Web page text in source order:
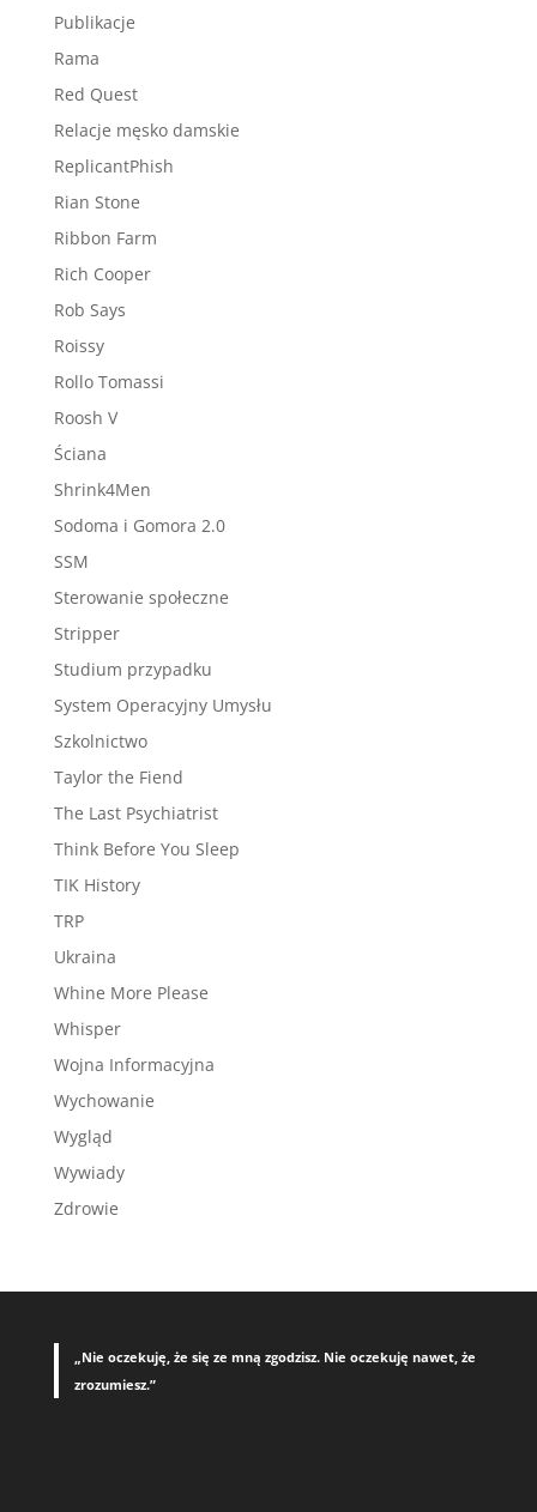
Publikacje
Rama
Red Quest
Relacje męsko damskie
ReplicantPhish
Rian Stone
Ribbon Farm
Rich Cooper
Rob Says
Roissy
Rollo Tomassi
Roosh V
Ściana
Shrink4Men
Sodoma i Gomora 2.0
SSM
Sterowanie społeczne
Stripper
Studium przypadku
System Operacyjny Umysłu
Szkolnictwo
Taylor the Fiend
The Last Psychiatrist
Think Before You Sleep
TIK History
TRP
Ukraina
Whine More Please
Whisper
Wojna Informacyjna
Wychowanie
Wygląd
Wywiady
Zdrowie
„Nie oczekuję, że się ze mną zgodzisz. Nie oczekuję nawet, że
zrozumiesz.”